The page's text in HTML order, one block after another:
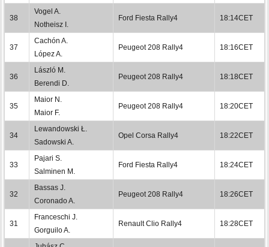
38
Vogel A.
Notheisz I.
Ford Fiesta Rally4 18:14CET
37
Cachón A.
López A.
Peugeot 208 Rally4 18:16CET
36
László M.
Berendi D.
Peugeot 208 Rally4 18:18CET
35
Maior N.
Maior F.
Peugeot 208 Rally4 18:20CET
34
Lewandowski Ł.
Sadowski A.
Opel Corsa Rally4 18:22CET
33
Pajari S.
Salminen M.
Ford Fiesta Rally4 18:24CET
32
Bassas J.
Coronado A.
Peugeot 208 Rally4 18:26CET
31
Franceschi J.
Gorguilo A.
Renault Clio Rally4 18:28CET